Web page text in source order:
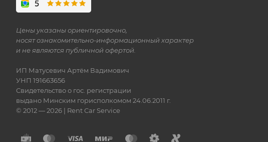
Цены указаны ориентировочно,
носят ознакомительно-информационный характер
и не являются публичной офертой.
ИП Матусевич Артём Вадимович
УНП 191663656
Свидетельство о гос. регистрации
выдано Минским горисполкомом 24.06.2011 г.
© 2012 — 2026 | Rent Car Service